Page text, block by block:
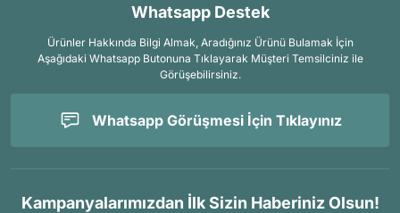
Whatsapp Destek
Ürünler Hakkında Bilgi Almak, Aradığınız Ürünü Bulamak İçin
Aşağıdaki Whatsapp Butonuna Tıklayarak Müşteri Temsilciniz ile
Görüşebilirsiniz.
Whatsapp Görüşmesi İçin Tıklayınız
Kampanyalarımızdan İlk Sizin Haberiniz Olsun!